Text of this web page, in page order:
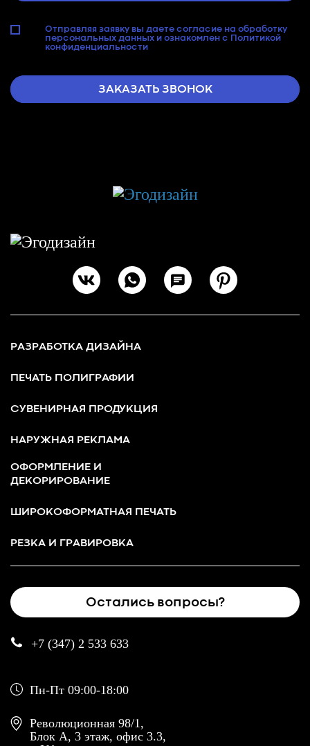
Отправляя заявку вы даете согласие на обработку
персональных данных и ознакомлен с Политикой
конфиденциальности
РАЗРАБОТКА ДИЗАЙНА
ПЕЧАТЬ ПОЛИГРАФИИ
СУВЕНИРНАЯ ПРОДУКЦИЯ
НАРУЖНАЯ РЕКЛАМА
РЕЗКА И ГРАВИРОВКА
ШИРОКОФОРМАТНАЯ ПЕЧАТЬ
ОФОРМЛЕНИЕ И
ДЕКОРИРОВАНИЕ
Остались вопросы?
+7 (347) 2 533 633
Пн-Пт 09:00-18:00
Революционная 98/1,
Блок А, 3 этаж, офис 3.3,